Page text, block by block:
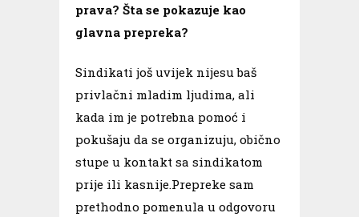
prava? Šta se pokazuje kao
glavna prepreka?
Sindikati još uvijek nijesu baš
privlačni mladim ljudima, ali
kada im je potrebna pomoć i
pokušaju da se organizuju, obično
stupe u kontakt sa sindikatom
prije ili kasnije.Prepreke sam
prethodno pomenula u odgovoru